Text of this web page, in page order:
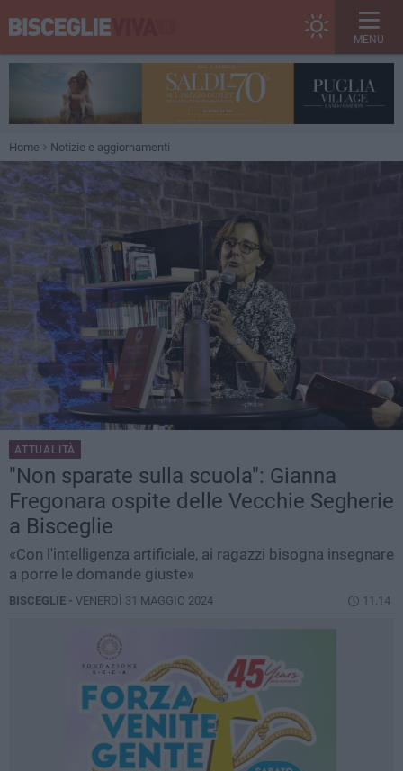
MENU
Home Notizie e aggiornamenti
ATTUALITÀ
"Non sparate sulla scuola": Gianna
Fregonara ospite delle Vecchie Segherie
a Bisceglie
«Con l'intelligenza artificiale, ai ragazzi bisogna insegnare
a porre le domande giuste»
BISCEGLIE - VENERDÌ 31 MAGGIO 2024 11.14